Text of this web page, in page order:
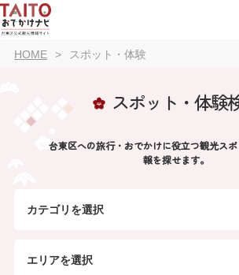
HOME スポット・体験
スポット・体験
台東区への旅行・おでかけに役立つ観光ス
報を探せます。
カテゴリを選択
エリアを選択